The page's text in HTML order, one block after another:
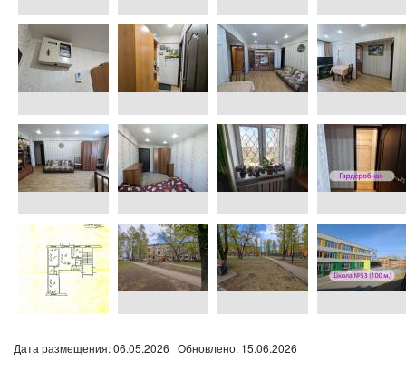
Дата размещения: 06.05.2026 Обновлено: 15.06.2026